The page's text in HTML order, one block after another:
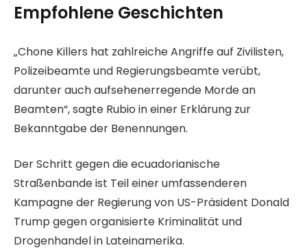
t
m
2
.
J
u
i
2
0
2
6
Empfohlene Geschichten
i
s
t
e
i
t
3
A
r
E
n
d
e
d
r
L
i
s
t
„Chone Killers hat zahlreiche Angriffe auf Zivilisten,
Polizeibeamte und Regierungsbeamte verübt,
darunter auch aufsehenerregende Morde an
Beamten“, sagte Rubio in einer Erklärung zur
Bekanntgabe der Benennungen.
Der Schritt gegen die ecuadorianische
Straßenbande ist Teil einer umfassenderen
Kampagne der Regierung von US-Präsident Donald
Trump gegen organisierte Kriminalität und
Drogenhandel in Lateinamerika.